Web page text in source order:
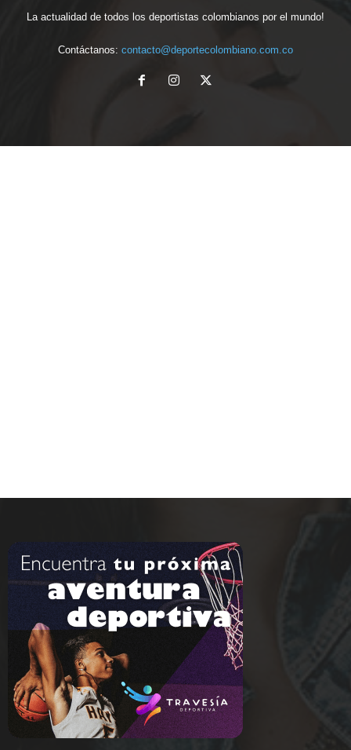
La actualidad de todos los deportistas colombianos por el mundo!
Contáctanos: contacto@deportecolombiano.com.co